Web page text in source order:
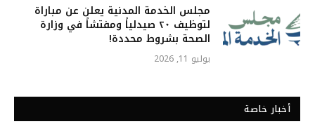
مجلس الخدمة المدنية يعلن عن مباراة
لتوظيف ٢٠ صيدلياً ومفتشاً في وزارة
الصحة بشروط محددة!
يوليو 11, 2026
أخبار خاصة